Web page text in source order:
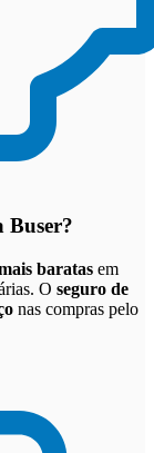
Buser?
baratas em
O seguro de
nas compras pelo